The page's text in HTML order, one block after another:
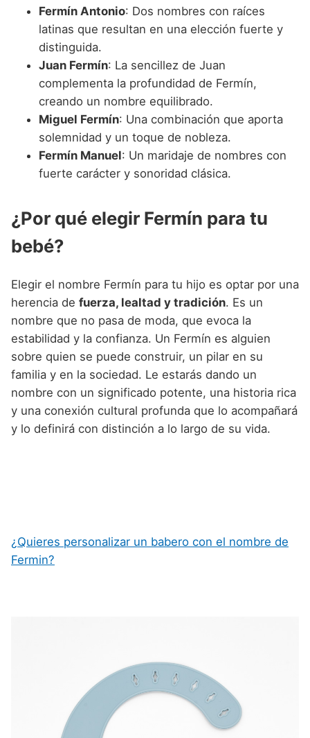
Fermín Antonio: Dos nombres con raíces
latinas que resultan en una elección fuerte y
distinguida.
Juan Fermín: La sencillez de Juan
complementa la profundidad de Fermín,
creando un nombre equilibrado.
Miguel Fermín: Una combinación que aporta
solemnidad y un toque de nobleza.
Fermín Manuel: Un maridaje de nombres con
fuerte carácter y sonoridad clásica.
¿Por qué elegir Fermín para tu
bebé?
Elegir el nombre Fermín para tu hijo es optar por una
herencia de fuerza, lealtad y tradición. Es un
nombre que no pasa de moda, que evoca la
estabilidad y la confianza. Un Fermín es alguien
sobre quien se puede construir, un pilar en su
familia y en la sociedad. Le estarás dando un
nombre con un significado potente, una historia rica
y una conexión cultural profunda que lo acompañará
y lo definirá con distinción a lo largo de su vida.
¿Quieres personalizar un babero con el nombre de
Fermin?